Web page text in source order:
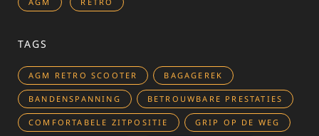
TAGS
AGM RETRO SCOOTER BAGAGEREK
BANDENSPANNING BETROUWBARE PRESTATIES
COMFORTABELE ZITPOSITIE GRIP OP DE WEG